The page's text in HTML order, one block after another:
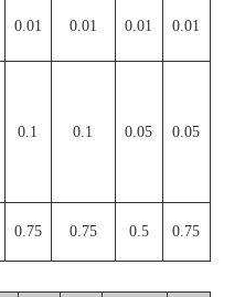
0.01 0.01 0.01
0.01
0.1 0.1 0.05 0.05
0.75 0.75 0.5 0.75